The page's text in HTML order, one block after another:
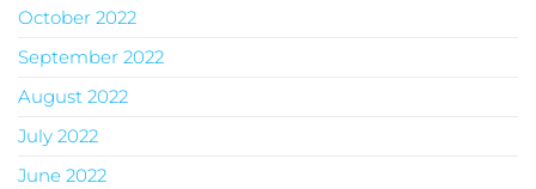
October 2022
September 2022
August 2022
July 2022
June 2022